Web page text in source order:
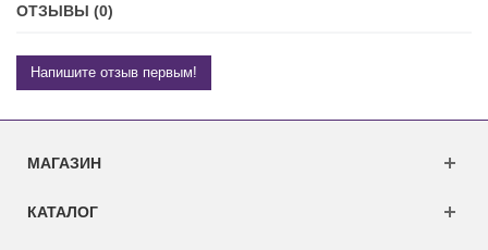
ОТЗЫВЫ (0)
Напишите отзыв первым!
МАГАЗИН
КАТАЛОГ